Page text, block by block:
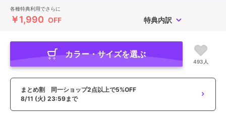
各種特典利用でさらに
￥1,990 OFF 特典内訳
カラー・サイズを選ぶ
493人
まとめ割 同一ショップ2点以上で5%OFF
8/11 (火) 23:59まで